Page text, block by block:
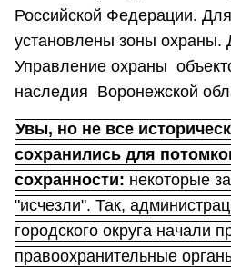
Российской Федерации.
установлены зоны охраны.
Управление охраны
наследия Воронежской
Увы, но не все
сохранились для
сохранности: некоторые
"исчезли". Так,
городского округа начали
правоохранительные